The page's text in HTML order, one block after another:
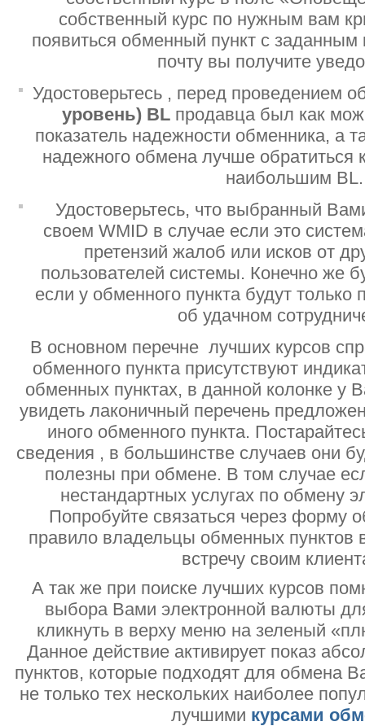
собственный курс по нужным вам
появиться обменный пункт с заданным
почту вы получите
Удостоверьтесь , перед проведением
уровень) BL продавца был как
показатель надежности обменника, а
надежного обмена лучше
наибольшим BL.
Удостоверьтесь, что выбранный
своем WMID в случае если это
претензий жалоб или исков от
пользователей системы. Конечно же
если у обменного пункта будут
об удачном
В основном перечне лучших курсов
обменного пункта присутствуют
обменных пунктах, в данной колонке у
увидеть лаконичный перечень
иного обменного пункта.
сведения , в большинстве случаев они
полезны при обмене. В том случае
нестандартных услугах по обмену
Попробуйте связаться через форму
правило владельцы обменных пунктов
встречу своим
А так же при поиске лучших курсов
выбора Вами электронной валюты
кликнуть в верху меню на зеленый
Данное действие активирует показ
пунктов, которые подходят для обмена
не только тех нескольких наиболее
лучшими курсами